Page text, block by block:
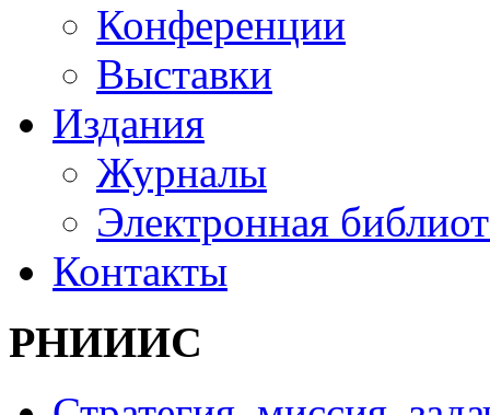
Конференции
Выставки
Издания
Журналы
Электронная
Контакты
РНИИИС